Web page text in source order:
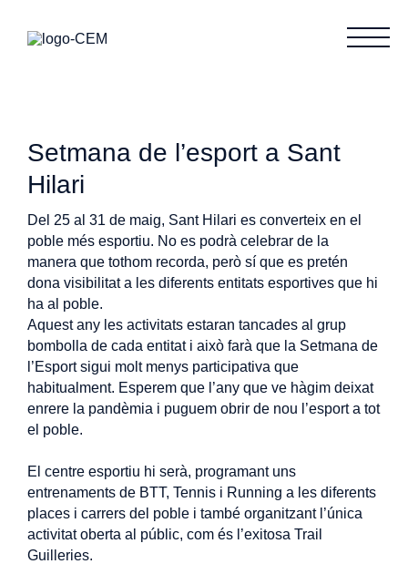
Setmana de l’esport a Sant
Hilari
Del 25 al 31 de maig, Sant Hilari es converteix en el
poble més esportiu. No es podrà celebrar de la
manera que tothom recorda, però sí que es pretén
dona visibilitat a les diferents entitats esportives que hi
ha al poble.
Aquest any les activitats estaran tancades al grup
bombolla de cada entitat i això farà que la Setmana de
l’Esport sigui molt menys participativa que
habitualment. Esperem que l’any que ve hàgim deixat
enrere la pandèmia i puguem obrir de nou l’esport a tot
el poble.
El centre esportiu hi serà, programant uns
entrenaments de BTT, Tennis i Running a les diferents
places i carrers del poble i també organitzant l’única
activitat oberta al públic, com és l’exitosa Trail
Guilleries.